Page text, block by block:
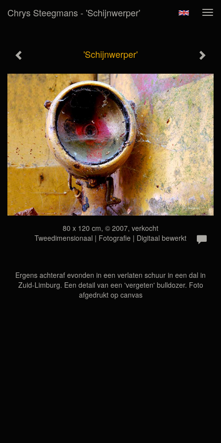
Chrys Steegmans - 'Schijnwerper'
'Schijnwerper'
80 x 120 cm, © 2007, verkocht
Tweedimensionaal | Fotografie | Digitaal bewerkt
Ergens achteraf evonden in een verlaten schuur in een dal in
Zuid-Limburg. Een detail van een 'vergeten' bulldozer. Foto
afgedrukt op canvas